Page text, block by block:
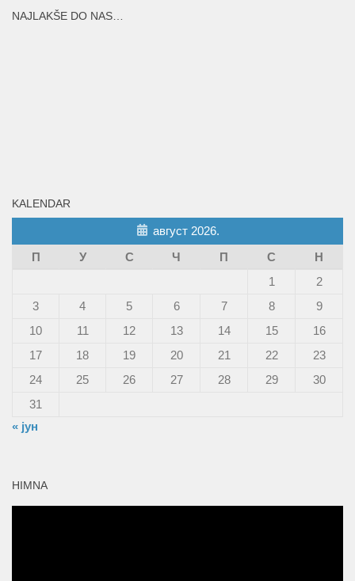
NAJLAKŠE DO NAS…
KALENDAR
август 2026.
П
У С Ч П С
Н
1
2
3
4 5 6 7 8
9
10
11 12 13 14 15
16
17
18 19 20 21 22
23
24
25 26 27 28 29
30
31
« јун
HIMNA